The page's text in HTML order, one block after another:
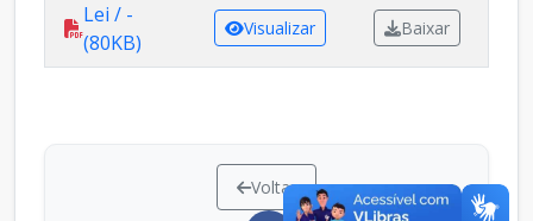
Lei / -
(80KB)
Visualizar Baixar
Voltar